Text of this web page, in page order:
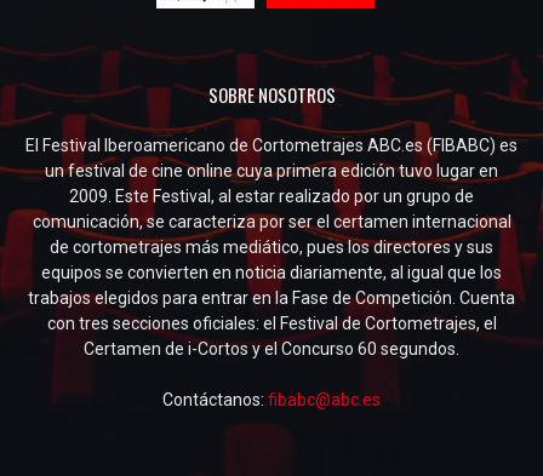
SOBRE NOSOTROS
El Festival Iberoamericano de Cortometrajes ABC.es (FIBABC) es
un festival de cine online cuya primera edición tuvo lugar en
2009. Este Festival, al estar realizado por un grupo de
comunicación, se caracteriza por ser el certamen internacional
de cortometrajes más mediático, pues los directores y sus
equipos se convierten en noticia diariamente, al igual que los
trabajos elegidos para entrar en la Fase de Competición. Cuenta
con tres secciones oficiales: el Festival de Cortometrajes, el
Certamen de i-Cortos y el Concurso 60 segundos.
Contáctanos: fibabc@abc.es